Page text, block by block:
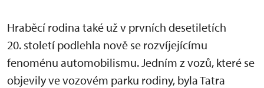
Hraběcí rodina také už v prvních desetiletích
20. století podlehla nově se rozvíjejícímu
fenoménu automobilismu. Jedním z vozů, které se
objevily ve vozovém parku rodiny, byla Tatra